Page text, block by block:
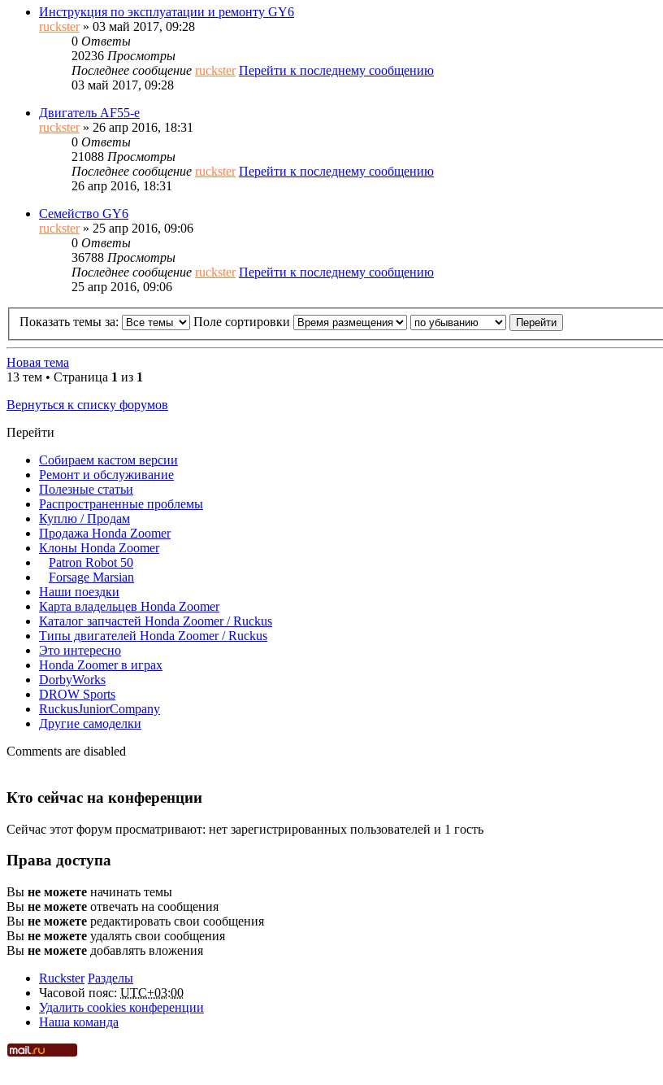
Инструкция по эксплуатации и ремонту GY6
ruckster» 03 май 2017, 09:28
0 Ответы
20236 Просмотры
Последнее сообщение ruckster Перейти к последнему сообщению
03 май 2017, 09:28
Двигатель AF55-e
ruckster» 26 апр 2016, 18:31
0 Ответы
21088 Просмотры
Последнее сообщение ruckster Перейти к последнему сообщению
26 апр 2016, 18:31
Семейство GY6
ruckster» 25 апр 2016, 09:06
0 Ответы
36788 Просмотры
Последнее сообщение ruckster Перейти к последнему сообщению
25 апр 2016, 09:06
Показать темы за: Поле сортировки
Новая тема
13 тем • Страница 1 из 1
Вернуться к списку форумов
Перейти
Собираем кастом версии
Ремонт и обслуживание
Полезные статьи
Распространенные проблемы
Куплю / Продам
Продажа Honda Zoomer
Клоны Honda Zoomer
Patron Robot 50
Forsage Marsian
Наши поездки
Карта владельцев Honda Zoomer
Каталог запчастей Honda Zoomer / Ruckus
Типы двигателей Honda Zoomer / Ruckus
Это интересно
Honda Zoomer в играх
DorbyWorks
DROW Sports
RuckusJuniorCompany
Другие самоделки
Comments are disabled
Кто сейчас на конференции
Сейчас этот форум просматривают: нет зарегистрированных пользователей и 1 гость
Права доступа
Вы не можете начинать темы
Вы не можете отвечать на сообщения
Вы не можете редактировать свои сообщения
Вы не можете удалять свои сообщения
Вы не можете добавлять вложения
Ruckster Разделы
Часовой пояс: UTC+03:00
Удалить cookies конференции
Наша команда